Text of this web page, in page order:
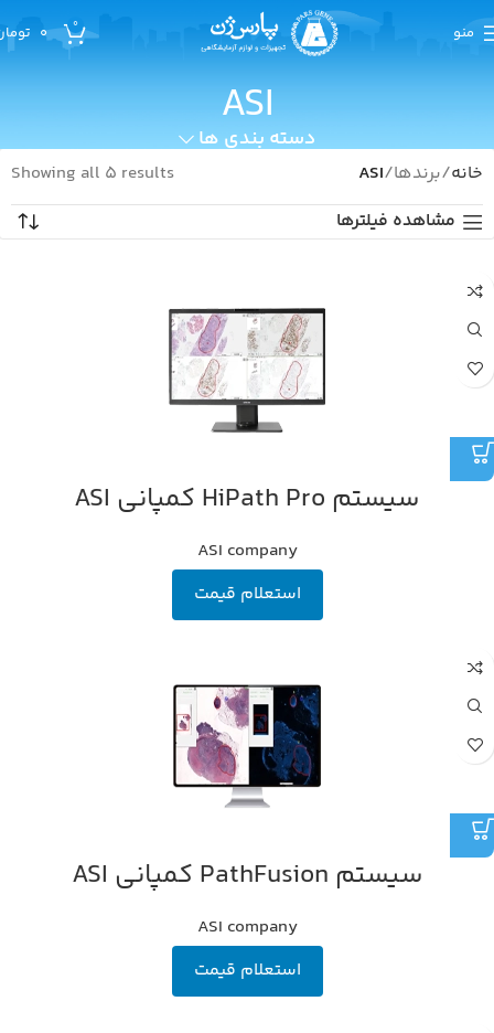
منو 0
0
ASI
دسته بندی ها
خانه برندها ASI
Showing all 5 results
مشاهده فیلترها
سیستم HiPath Pro کمپانی ASI
ASI company
استعلام قیمت
سیستم PathFusion کمپانی ASI
ASI company
استعلام قیمت